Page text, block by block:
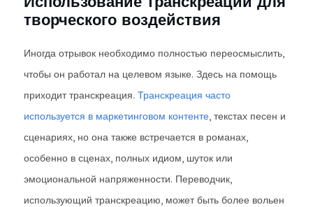
творческого воздействия
Иногда отрывок необходимо полностью переосмыслить,
чтобы он работал на целевом языке. Здесь на помощь
приходит транскреация. Транскреация часто
используется в маркетинговом контенте, текстах песен и
сценариях, но она также встречается в романах,
особенно в сценах, полных идиом, шуток или
эмоциональной напряженности. Переводчик,
использующий транскреацию, может быть более вольен